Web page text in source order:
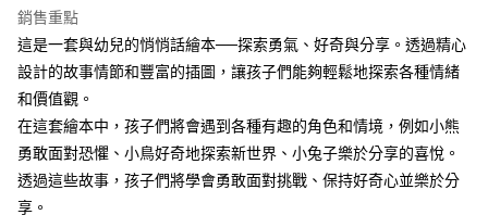
2.透過簡訊連結打開帳單後，可選擇「超商條碼／台灣大直營門市／銀行轉
帳／街口支付／iPASS MONEY」等通路繳費。
【注意事項】
用戶於交易時，得透過本服務購買商品或服務，並由商店將買賣／分期付款
買賣價金債權讓與本公司後，依約使用本公司帳單繳交帳款。
2.基於同意付款使用「大哥付你分期」之契約關係目的，商店將以您的個人
資料（包含姓名、電話或地址）提供予台灣大哥大進項蒐集、處理及利用，
由本公司與您本人進行分期帳單所需資料之確認、核對及更正。
3.完整用戶服務條款，請詳閱以下連結：
結帳頁面，進行簡訊認證並確認金額後，即可完成結帳。
２．訂單成立數日內，您將收到繳費通知簡訊。
３．收到繳費通知簡訊後14天內，點擊此簡訊中的連結，可透過四大超商／
ATM／網路銀行／等多元方式進行付款，方視為交易完成。
※ 請注意：結帳手續完成當下不需立刻繳費，但若您需要取消訂單，請聯絡
購買商品的店家。未經商家同意取消之訂單仍視為有效，需透過AFTEE先享
後付繳納相關費用。
※ 交易是否成功請以「AFTEE先享後付 」之結帳頁面顯示為準，若有關於
是否繳費成功／繳費後需取消欲退款等相關疑問，請聯繫「AFTEE先享後付
付款後7-11取貨
每筆NT$70，滿NT$800(含以上)免運費
每筆NT$70，滿NT$800(含以上)免運費
離島宅配（澎湖、金門、馬祖、小琉球；不適用於郵局i郵箱）
每筆NT$200
銷售重點
這是一套與幼兒的悄悄話繪本──探索勇氣、好奇與分享。透過精心
設計的故事情節和豐富的插圖，讓孩子們能夠輕鬆地探索各種情緒
和價值觀。
在這套繪本中，孩子們將會遇到各種有趣的角色和情境，例如小熊
勇敢面對恐懼、小鳥好奇地探索新世界、小兔子樂於分享的喜悅。
透過這些故事，孩子們將學會勇敢面對挑戰、保持好奇心並樂於分
享。